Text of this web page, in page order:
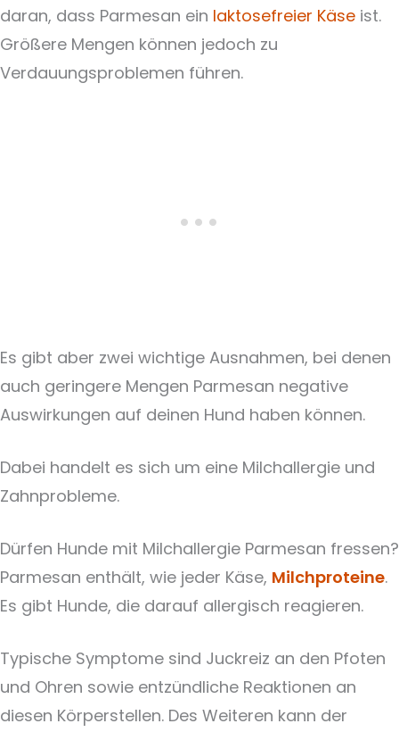
daran, dass Parmesan ein laktosefreier Käse ist.
Größere Mengen können jedoch zu
Verdauungsproblemen führen.
Es gibt aber zwei wichtige Ausnahmen, bei denen
auch geringere Mengen Parmesan negative
Auswirkungen auf deinen Hund haben können.
Dabei handelt es sich um eine Milchallergie und
Zahnprobleme.
Dürfen Hunde mit Milchallergie Parmesan fressen?
Parmesan enthält, wie jeder Käse, Milchproteine.
Es gibt Hunde, die darauf allergisch reagieren.
Typische Symptome sind Juckreiz an den Pfoten
und Ohren sowie entzündliche Reaktionen an
diesen Körperstellen. Des Weiteren kann der